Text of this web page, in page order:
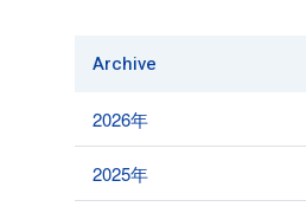
Archive
2026年
2025年